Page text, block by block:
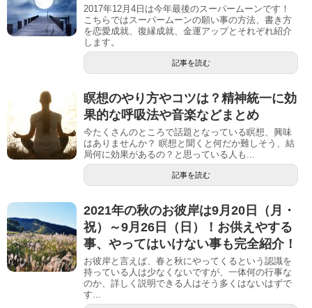
2017年12月4日は今年最後のスーパームーンです！
こちらではスーパームーンの願い事の方法、書き方
を恋愛成就、復縁成就、金運アップとそれぞれ紹介
します。
記事を読む
瞑想のやり方やコツは？精神統一に効
果的な呼吸法や音楽などまとめ
今たくさんのところで話題となっている瞑想、興味
はありませんか？ 瞑想と聞くと何だか難しそう、結
局何に効果があるの？と思っている人も...
記事を読む
2021年の秋のお彼岸は9月20日（月・
祝）～9月26日（日）！お供えやする
事、やってはいけない事も完全紹介！
お彼岸と言えば、春と秋にやってくるという認識を
持っている人は少なくないですが、一体何の行事な
のか、詳しく説明できる人はそう多くはないはずで
す...